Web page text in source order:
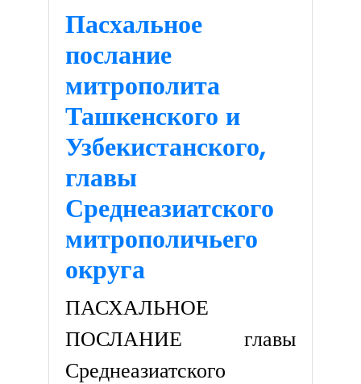
Пасхальное
послание
митрополита
Ташкенского и
Узбекистанского,
главы
Среднеазиатского
митрополичьего
округа
ПАСХАЛЬНОЕ
ПОСЛАНИЕ главы
Среднеазиатского